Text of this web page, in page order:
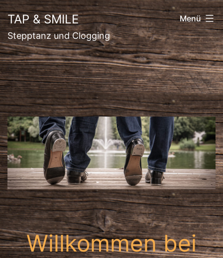
Zum
Inhalt
springen
TAP & SMILE
Stepptanz und Clogging
Menü
Willkommen bei